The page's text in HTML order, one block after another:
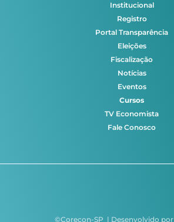
Institucional
Registro
Portal Transparência
Eleições
Fiscalização
Notícias
Eventos
Cursos
TV Economista
Fale Conosco
©Corecon-SP | Desenvolvido por